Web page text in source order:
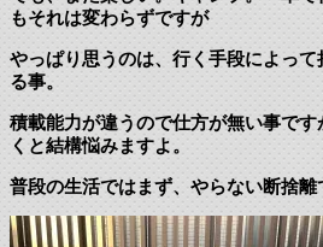
もそれは変わらずですが
やっぱり思うのは、行く手段によっ
る事。
積載能力が違うので仕方が無い事で
くと結構悩みますよ。
普段の生活ではまず、やらない断捨離